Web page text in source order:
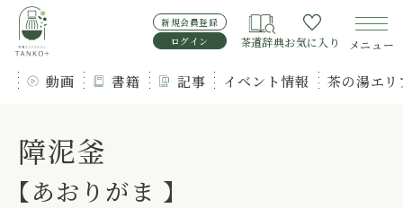
新規会員登録
ログイン
茶道辞典お気に入り メニュー
動画 書籍 記事 イベント情報 茶の湯エ
障泥釜
【あおりがま 】